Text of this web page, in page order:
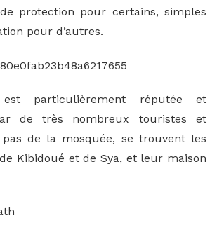
protection pour certains, simples
pour d’autres.
particulièrement réputée et
de très nombreux touristes et
de la mosquée, se trouvent les
Kibidoué et de Sya, et leur maison